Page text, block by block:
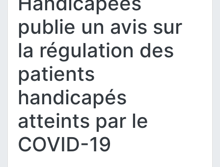
publie un avis sur
la régulation des
patients
handicapés
atteints par le
COVID-19